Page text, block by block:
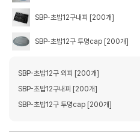
SBP-초밥12구내피 [200개]
SBP-초밥12구 투명cap [200개]
SBP-초밥12구 외피 [200개]
SBP-초밥12구내피 [200개]
SBP-초밥12구 투명cap [200개]